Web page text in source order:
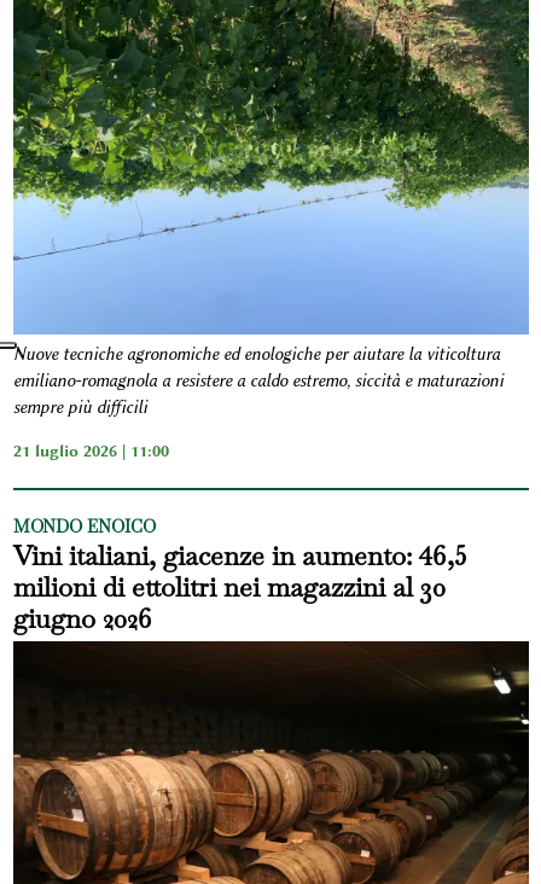
Nuove tecniche agronomiche ed enologiche per aiutare la viticoltura
emiliano-romagnola a resistere a caldo estremo, siccità e maturazioni
sempre più difficili
21 luglio 2026 | 11:00
MONDO ENOICO
Vini italiani, giacenze in aumento: 46,5
milioni di ettolitri nei magazzini al 30
giugno 2026